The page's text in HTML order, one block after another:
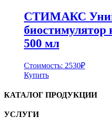
СТИМАКС
биостимулятор
500 мл
Стоимость: 2530₽
Купить
КАТАЛОГ ПРОДУКЦИИ
УСЛУГИ